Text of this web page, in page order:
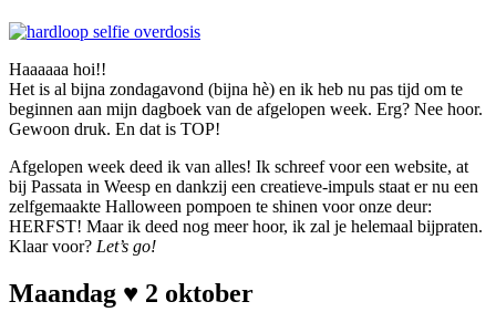
Haaaaaa hoi!!
Het is al bijna zondagavond (bijna hè) en ik heb nu pas tijd om te
beginnen aan mijn dagboek van de afgelopen week. Erg? Nee hoor.
Gewoon druk. En dat is TOP!
Afgelopen week deed ik van alles! Ik schreef voor een website, at
bij Passata in Weesp en dankzij een creatieve-impuls staat er nu een
zelfgemaakte Halloween pompoen te shinen voor onze deur:
HERFST! Maar ik deed nog meer hoor, ik zal je helemaal bijpraten.
Klaar voor? Let’s go!
Maandag ♥ 2 oktober